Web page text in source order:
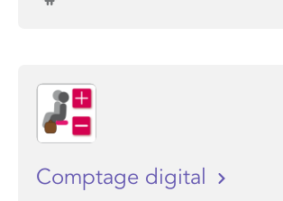
Comptage digital